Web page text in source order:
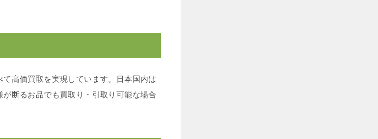
高価買取を実現しています。日本国内は
断るお品でも買取り・引取り可能な場合